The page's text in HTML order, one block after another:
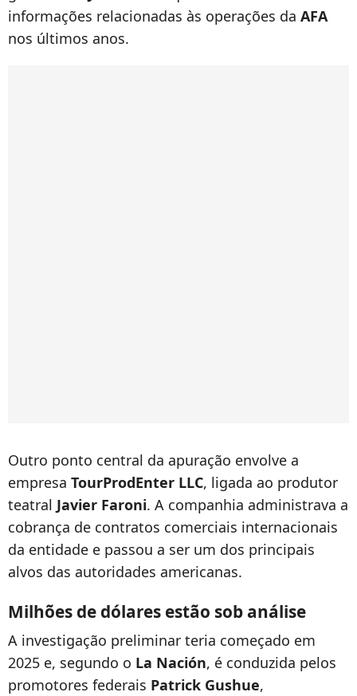
informações relacionadas às operações da AFA
nos últimos anos.
Outro ponto central da apuração envolve a
empresa TourProdEnter LLC, ligada ao produtor
teatral Javier Faroni. A companhia administrava a
cobrança de contratos comerciais internacionais
da entidade e passou a ser um dos principais
alvos das autoridades americanas.
Milhões de dólares estão sob análise
A investigação preliminar teria começado em
2025 e, segundo o La Nación, é conduzida pelos
promotores federais Patrick Gushue,